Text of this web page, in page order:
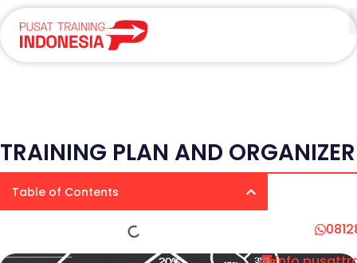
TRAINING PLAN AND ORGANIZER
Table of Contents